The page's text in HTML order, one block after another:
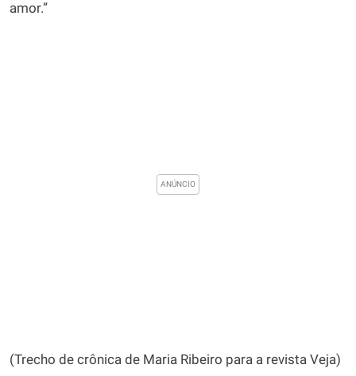
amor.”
(Trecho de crônica de Maria Ribeiro para a revista Veja)